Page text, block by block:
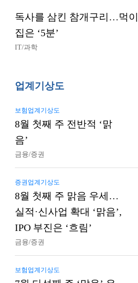
독사를 삼킨 참개구리…먹
집은 ‘5분’
IT/과학
업계기상도
보험업계기상도
8월 첫째 주 전반적 ‘맑
음’
금융/증권
증권업계기상도
8월 첫째 주 맑음 우세…
실적·신사업 확대 ‘맑음’,
IPO 부진은 ‘흐림’
금융/증권
보험업계기상도